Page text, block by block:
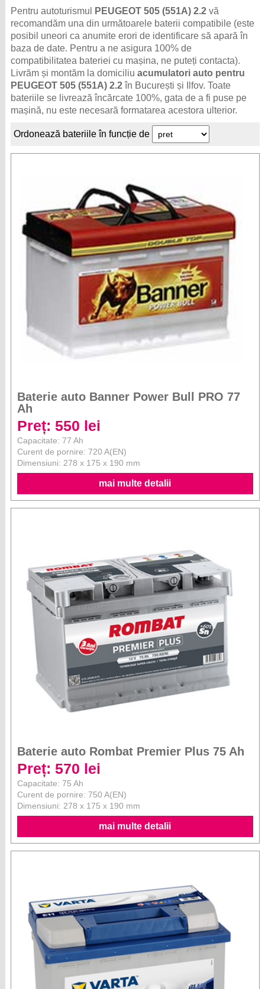
Pentru autoturismul PEUGEOT 505 (551A) 2.2 vă
recomandăm una din următoarele baterii compatibile (este
posibil uneori ca anumite erori de identificare să apară în
baza de date. Pentru a ne asigura 100% de
compatibilitatea bateriei cu mașina, ne puteți contacta).
Livrăm și montăm la domiciliuacumulatori auto pentru
PEUGEOT 505 (551A) 2.2în București și Ilfov. Toate
bateriile se livrează încărcate 100%, gata de a fi puse pe
mașină, nu este necesară formatarea acestora ulterior.
Ordonează bateriile în funcție de
Baterie auto Banner Power Bull PRO 77
Ah
Preț: 550 lei
Capacitate: 77 Ah
Curent de pornire: 720 A(EN)
Dimensiuni: 278 x 175 x 190 mm
mai multe detalii
Baterie auto Rombat Premier Plus 75 Ah
Preț: 570 lei
Capacitate: 75 Ah
Curent de pornire: 750 A(EN)
Dimensiuni: 278 x 175 x 190 mm
mai multe detalii